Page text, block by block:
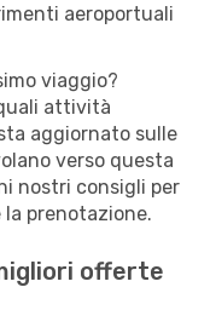
aeroportuali
viaggio?
attività
aggiornato sulle
verso questa
nostri consigli per
prenotazione.
offerte